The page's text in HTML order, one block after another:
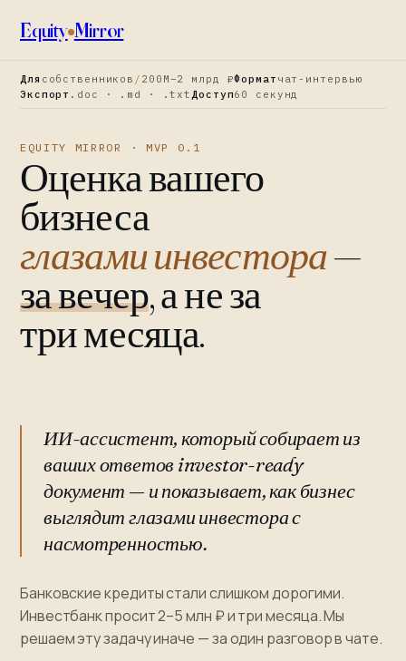
Equity Mirror
Для собственников / 200М–2 млрд ₽Формат чат-интервью
Экспорт .doc · .md · .txtДоступ60 секунд
EQUITY MIRROR · MVP 0.1
Оценка вашего
бизнеса
глазами инвестора—
за вечер, а не за
три месяца.
ИИ-ассистент, который собирает из
ваших ответов investor-ready
документ — и показывает, как бизнес
выглядит глазами инвестора с
насмотренностью.
Банковские кредиты стали слишком дорогими.
Инвестбанк просит 2–5 млн ₽ и три месяца. Мы
решаем эту задачу иначе — за один разговор в чате.